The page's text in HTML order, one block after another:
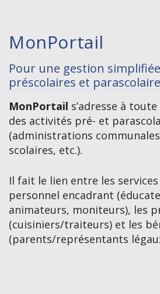
MonPortail
Pour une gestion
préscolaires et
MonPortail s’adresse à
des activités pré- et
(administrations
scolaires, etc.).
Il fait le lien entre les
personnel encadrant
animateurs, moniteurs), les
(cuisiniers/traiteurs) et les
(parents/représentants